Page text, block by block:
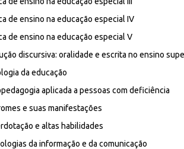
de ensino na educação especial IV
de ensino na educação especial V
discursiva: oralidade e escrita no ensino
da educação
aplicada a pessoas com deficiência
e suas manifestações
e altas habilidades
da informação e da comunicação